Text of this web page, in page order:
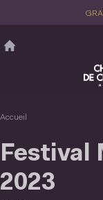
principal
Accueil
Festival
2023